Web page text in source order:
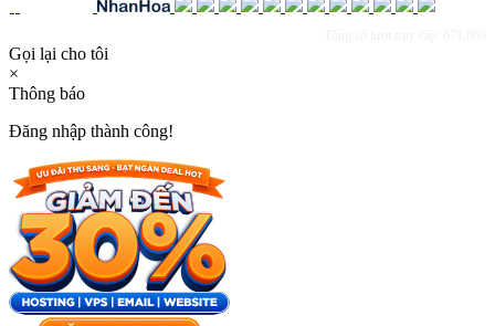
Gọi lại cho tôi
×
Thông báo
Đăng nhập thành công!